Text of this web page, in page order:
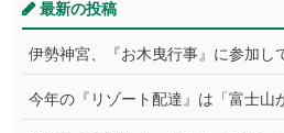
最新の投稿
伊勢神宮、『お木曳行事』に参加し
今年の『リゾート配達』は「富士山